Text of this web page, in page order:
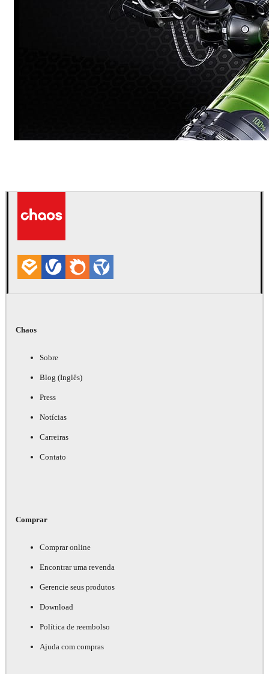
Chaos
Sobre
Blog (Inglês)
Press
Notícias
Carreiras
Contato
Comprar
Comprar online
Encontrar uma revenda
Gerencie seus produtos
Download
Política de reembolso
Ajuda com compras